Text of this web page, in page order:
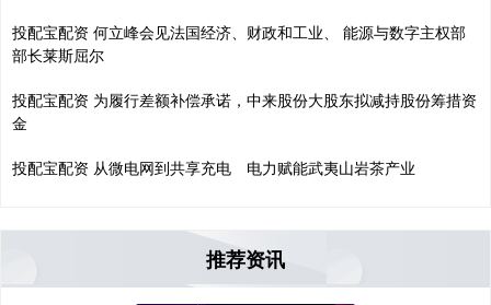
投配宝配资 何立峰会见法国经济、财政和工业、 能源与数字主权部
部长莱斯屈尔
投配宝配资 为履行差额补偿承诺，中来股份大股东拟减持股份筹措资
金
投配宝配资 从微电网到共享充电 电力赋能武夷山岩茶产业
推荐资讯